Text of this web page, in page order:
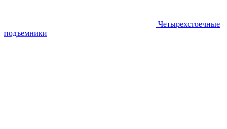
Четырехстоечные
подъемники